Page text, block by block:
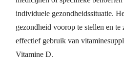
individuele gezondheidssituatie.
gezondheid voorop te stellen en
effectief gebruik van
Vitamine D.